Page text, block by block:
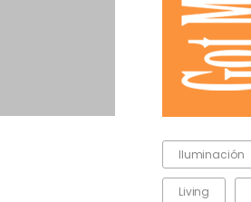
Iluminación
Living